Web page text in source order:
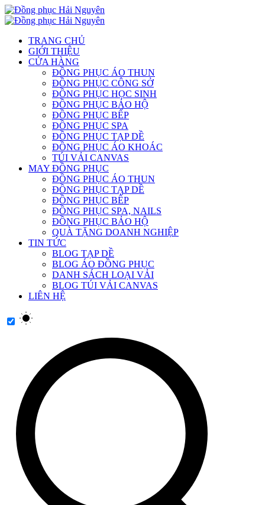
TRANG CHỦ
GIỚI THIỆU
CỬA HÀNG
ĐỒNG PHỤC ÁO THUN
ĐỒNG PHỤC CÔNG SỞ
ĐỒNG PHỤC HỌC SINH
ĐỒNG PHỤC BẢO HỘ
ĐỒNG PHỤC BẾP
ĐỒNG PHỤC SPA
ĐỒNG PHỤC TẠP DỀ
ĐỒNG PHỤC ÁO KHOÁC
TÚI VẢI CANVAS
MAY ĐỒNG PHỤC
ĐỒNG PHỤC ÁO THUN
ĐỒNG PHỤC TẠP DỀ
ĐỒNG PHỤC BẾP
ĐỒNG PHỤC SPA, NAILS
ĐỒNG PHỤC BẢO HỘ
QUÀ TẶNG DOANH NGHIỆP
TIN TỨC
BLOG TẠP DỀ
BLOG ÁO ĐỒNG PHỤC
DANH SÁCH LOẠI VẢI
BLOG TÚI VẢI CANVAS
LIÊN HỆ